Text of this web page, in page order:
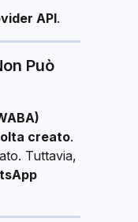
API.
Può
creato.
Tuttavia,